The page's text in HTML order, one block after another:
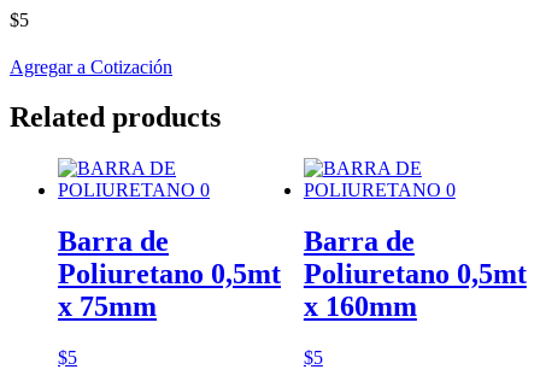
$5
Agregar a Cotización
Related products
Barra de
Poliuretano 0,5mt
x 75mm
$5
Barra de
Poliuretano 0,5mt
x 160mm
$5